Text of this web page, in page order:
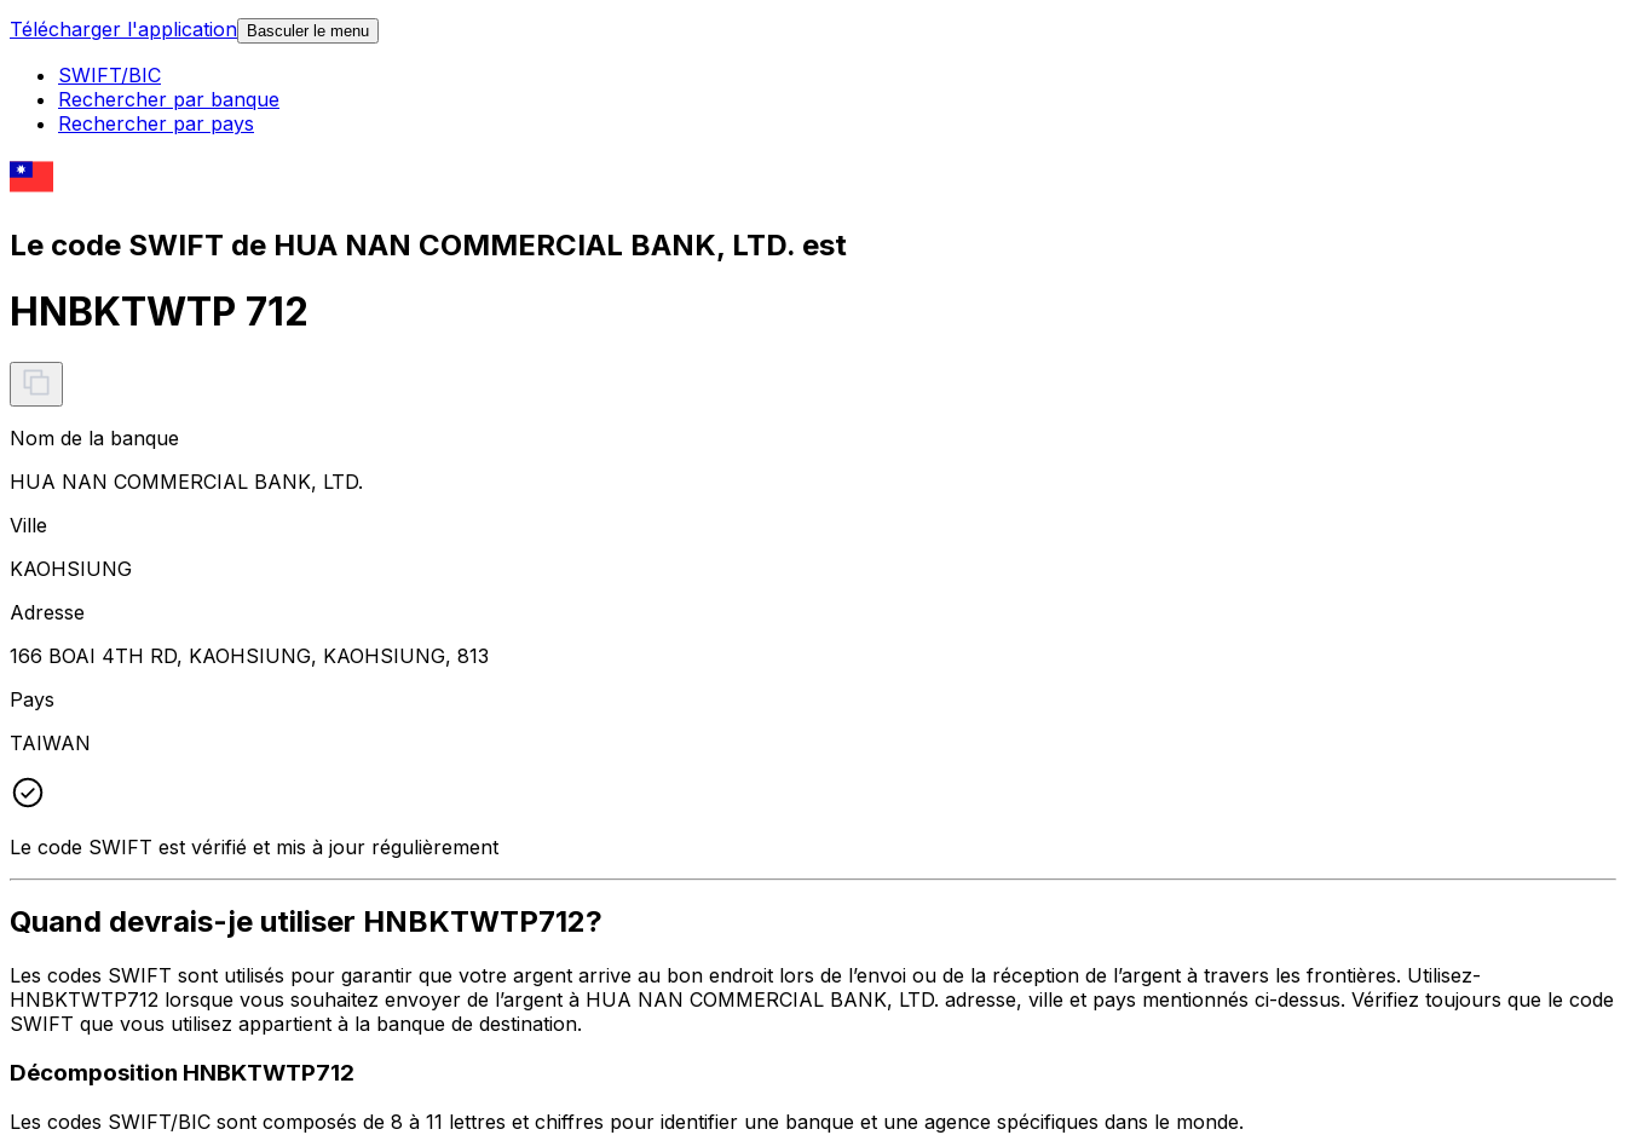
Télécharger l'application Basculer le menu
SWIFT/BIC
Rechercher par banque
Rechercher par pays
Le code SWIFT de HUA NAN COMMERCIAL BANK, LTD. est
HNBKTWTP 712
Nom de la banque
HUA NAN COMMERCIAL BANK, LTD.
Ville
KAOHSIUNG
Adresse
166 BOAI 4TH RD, KAOHSIUNG, KAOHSIUNG, 813
Pays
TAIWAN
Le code SWIFT est vérifié et mis à jour régulièrement
Quand devrais-je utiliser HNBKTWTP712?
Les codes SWIFT sont utilisés pour garantir que votre argent arrive au bon endroit lors de l’envoi ou de la réception de l’argent à travers les frontières. Utilisez-
HNBKTWTP712 lorsque vous souhaitez envoyer de l’argent à HUA NAN COMMERCIAL BANK, LTD. adresse, ville et pays mentionnés ci-dessus. Vérifiez toujours que le code
SWIFT que vous utilisez appartient à la banque de destination.
Décomposition HNBKTWTP712
Les codes SWIFT/BIC sont composés de 8 à 11 lettres et chiffres pour identifier une banque et une agence spécifiques dans le monde.